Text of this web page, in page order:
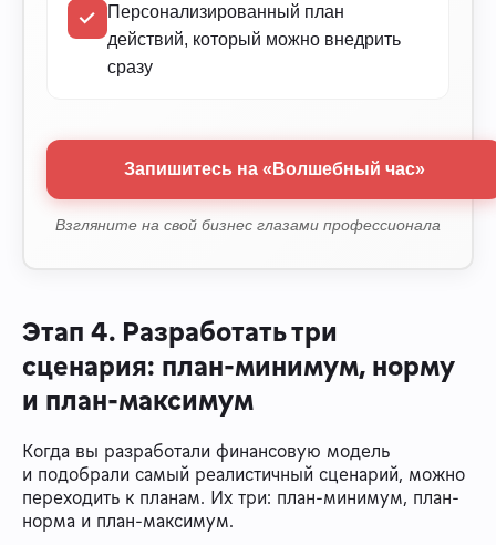
Персонализированный план
действий, который можно внедрить
сразу
Запишитесь на «Волшебный час»
Взгляните на свой бизнес глазами профессионала
Этап 4. Разработать три
сценария: план-минимум, норму
и план-максимум
Когда вы разработали финансовую модель
и подобрали самый реалистичный сценарий, можно
переходить к планам. Их три: план-минимум, план-
норма и план-максимум.